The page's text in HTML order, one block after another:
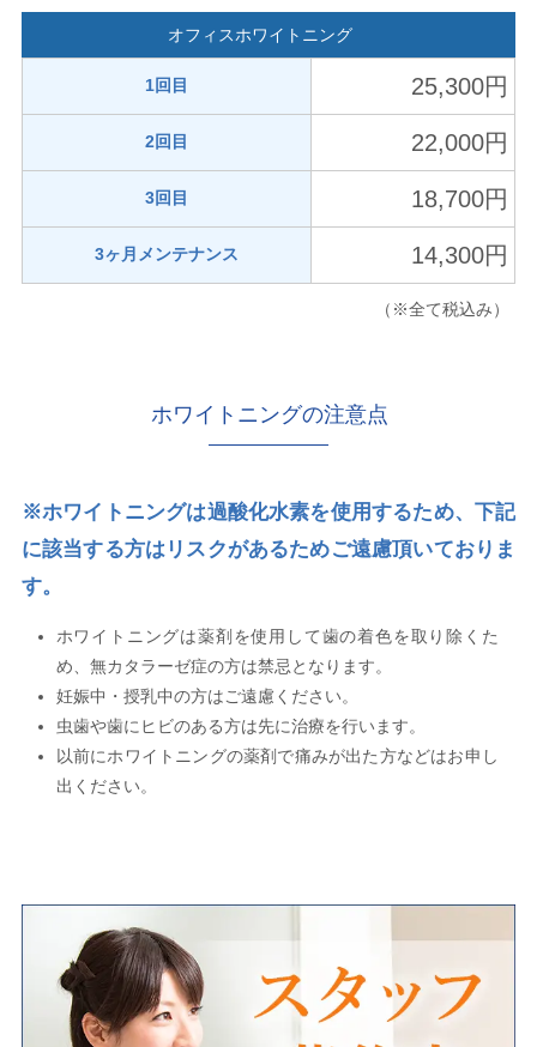
オフィスホワイトニング
1回目 25,300円
2回目 22,000円
3回目 18,700円
3ヶ月メンテナンス 14,300円
（※全て税込み）
ホワイトニングの注意点
※ホワイトニングは過酸化水素を使用するため、下記
に該当する方はリスクがあるためご遠慮頂いておりま
す。
ホワイトニングは薬剤を使用して歯の着色を取り除くた
め、無カタラーゼ症の方は禁忌となります。
妊娠中・授乳中の方はご遠慮ください。
虫歯や歯にヒビのある方は先に治療を行います。
以前にホワイトニングの薬剤で痛みが出た方などはお申し
出ください。